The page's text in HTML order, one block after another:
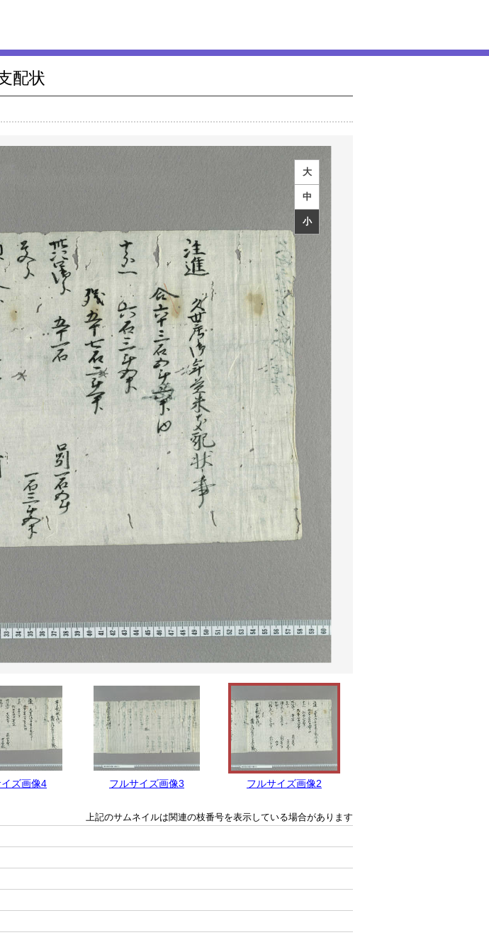
配状
大
中
小
ズ画像4 フルサイズ画像3 フルサイズ画像2
上記のサムネイルは関連の枝番号を表示している場合があります